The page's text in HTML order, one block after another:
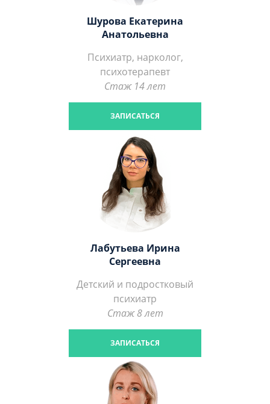
Шурова Екатерина
Анатольевна
Психиатр, нарколог,
психотерапевт
Стаж 14 лет
ЗАПИСАТЬСЯ
Лабутьева Ирина
Сергеевна
Детский и подростковый
психиатр
Стаж 8 лет
ЗАПИСАТЬСЯ